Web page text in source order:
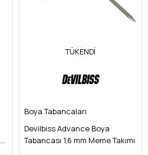
TÜKENDI
Boya Tabancaları
Devilbiss Advance Boya
Tabancası 1,6 mm Meme Takımı